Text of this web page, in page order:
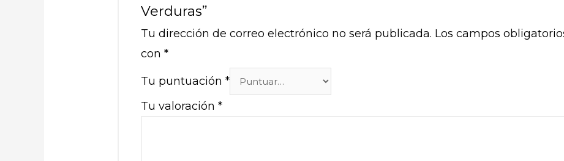
Verduras”
Tu dirección de correo electrónico no será publicada. Los campos
con*
Tu puntuación*
Tu valoración*